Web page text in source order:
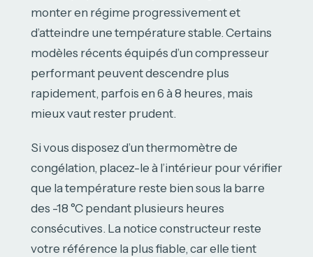
monter en régime progressivement et
d’atteindre une température stable. Certains
modèles récents équipés d’un compresseur
performant peuvent descendre plus
rapidement, parfois en 6 à 8 heures, mais
mieux vaut rester prudent.
Si vous disposez d’un thermomètre de
congélation, placez-le à l’intérieur pour vérifier
que la température reste bien sous la barre
des -18 °C pendant plusieurs heures
consécutives. La notice constructeur reste
votre référence la plus fiable, car elle tient